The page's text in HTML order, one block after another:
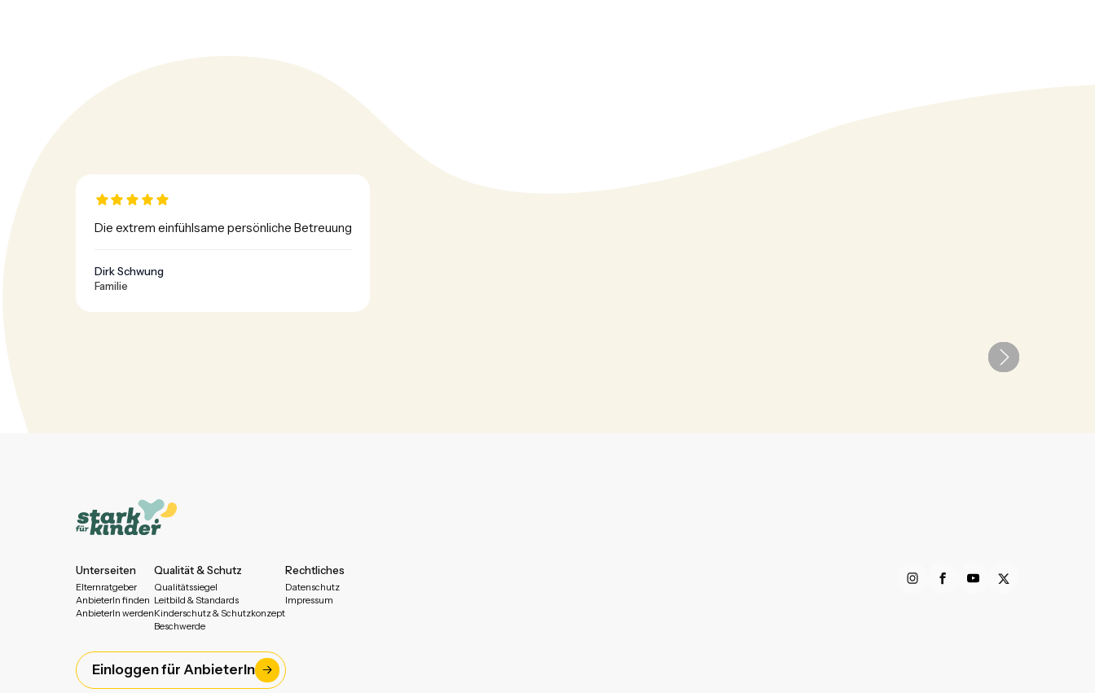
Die extrem einfühlsame persönliche Betreuung
Dirk Schwung
Familie
Unterseiten
Elternratgeber
AnbieterIn finden
AnbieterIn werden
Qualität & Schutz
Qualitätssiegel
Leitbild & Standards
Kinderschutz & Schutzkonzept
Beschwerde
Rechtliches
Datenschutz
Impressum
Einloggen für AnbieterIn